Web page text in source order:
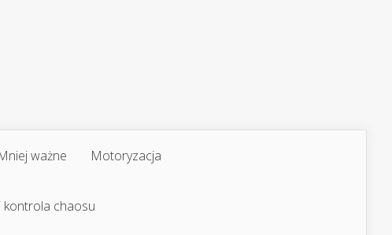
ważne Motoryzacja
kontrola chaosu